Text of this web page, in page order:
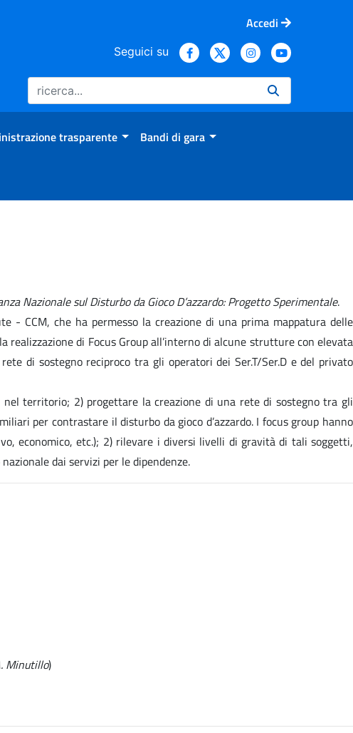
Accedi
Seguici su
trasparente Bandi di gara
Nazionale sul Disturbo da Gioco D’azzardo: Progetto Sperimentale.
CCM, che ha permesso la creazione di una prima mappatura delle
realizzazione di Focus Group all’interno di alcune strutture con elevata
di sostegno reciproco tra gli operatori dei Ser.T/Ser.D e del privato
territorio; 2) progettare la creazione di una rete di sostegno tra gli
per contrastare il disturbo da gioco d’azzardo. I focus group hanno
economico, etc.); 2) rilevare i diversi livelli di gravità di tali soggetti,
dai servizi per le dipendenze.
Minutillo)